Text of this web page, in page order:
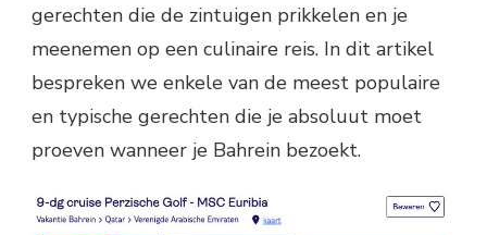
gerechten die de zintuigen prikkelen en je
meenemen op een culinaire reis. In dit artikel
bespreken we enkele van de meest populaire
en typische gerechten die je absoluut moet
proeven wanneer je Bahrein bezoekt.